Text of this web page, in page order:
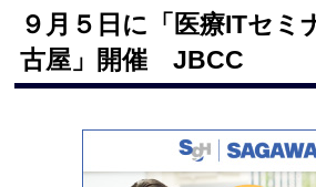
９月５日に「医療ITセミ
古屋」開催 JBCC